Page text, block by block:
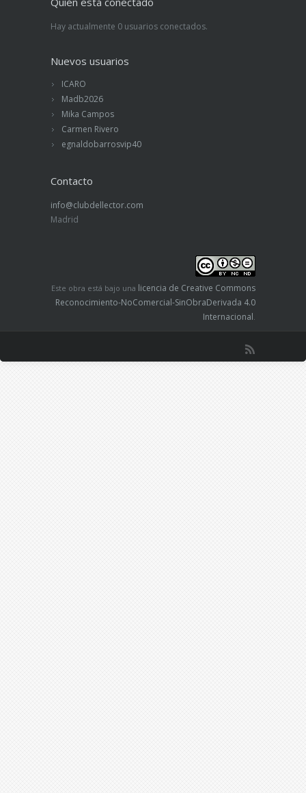
Hay actualmente 0 usuarios conectados.
Nuevos usuarios
ICARO
Madb2026
Mika Campos
Carmen Rivero
egnaldobarrosvip40
Contacto
info@clubdellector.com
Madrid
Este obra está bajo una licencia de Creative Commons
Reconocimiento-NoComercial-SinObraDerivada 4.0
Internacional